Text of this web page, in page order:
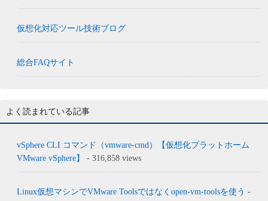
仮想化対応ツール技術ブログ
総合FAQサイト
よく読まれている記事
vSphere CLI コマンド（vmware-cmd）【仮想化プラットホーム
VMware vSphere】
- 316,858 views
Linux仮想マシンでVMware Toolsではなくopen-vm-toolsを使う -